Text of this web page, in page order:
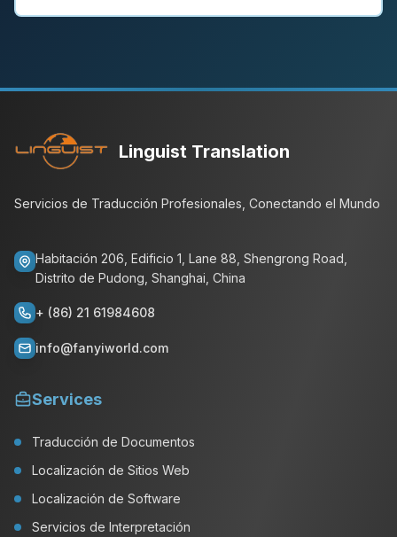
Linguist Translation
Servicios de Traducción Profesionales, Conectando el Mundo
Habitación 206, Edificio 1, Lane 88, Shengrong Road,
Distrito de Pudong, Shanghai, China
+ (86) 21 61984608
info@fanyiworld.com
Services
Traducción de Documentos
Localización de Sitios Web
Localización de Software
Servicios de Interpretación